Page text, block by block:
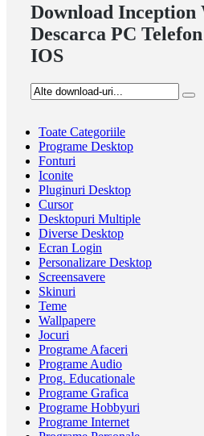
Download Inception
Descarca PC
IOS
Toate Categoriile
Programe Desktop
Fonturi
Iconite
Pluginuri Desktop
Cursor
Desktopuri Multiple
Diverse Desktop
Ecran Login
Personalizare Desktop
Screensavere
Skinuri
Teme
Wallpapere
Jocuri
Programe Afaceri
Programe Audio
Prog. Educationale
Programe Grafica
Programe Hobbyuri
Programe Internet